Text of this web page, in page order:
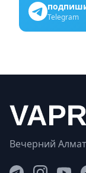
Telegram
Вечерний